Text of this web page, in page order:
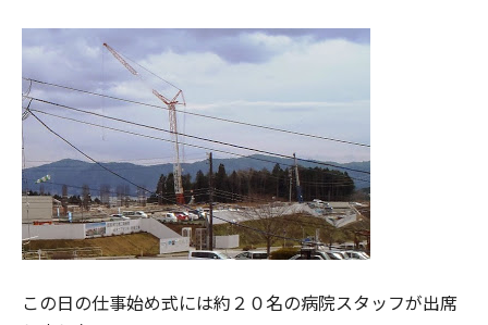
この日の仕事始め式には約２０名の病院スタッフが出席